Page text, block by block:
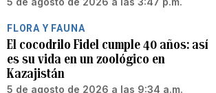
FLORA Y FAUNA
El cocodrilo Fidel cumple 40 años: así
es su vida en un zoológico en
Kazajistán
5 de agosto de 2026 a las 9:34 a.m.